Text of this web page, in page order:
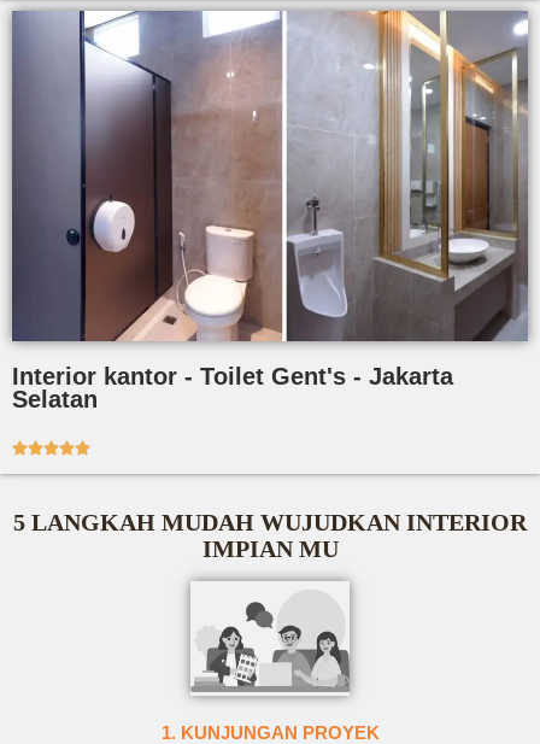
Interior kantor - Toilet Gent's - Jakarta
Selatan

5 LANGKAH MUDAH WUJUDKAN INTERIOR
IMPIAN MU
1. KUNJUNGAN PROYEK